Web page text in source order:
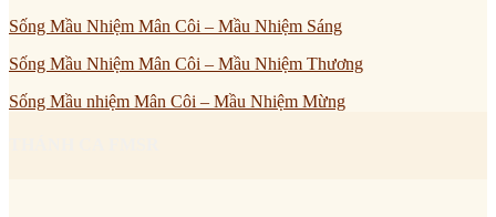
Sống Mầu Nhiệm Mân Côi – Mầu Nhiệm Sáng
Sống Mầu Nhiệm Mân Côi – Mầu Nhiệm Thương
Sống Mầu nhiệm Mân Côi – Mầu Nhiệm Mừng